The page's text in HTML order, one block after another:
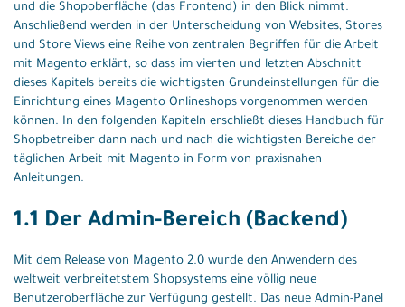
und die Shopoberfläche (das Frontend) in den Blick nimmt.
Anschließend werden in der Unterscheidung von Websites, Stores
und Store Views eine Reihe von zentralen Begriffen für die Arbeit
mit Magento erklärt, so dass im vierten und letzten Abschnitt
dieses Kapitels bereits die wichtigsten Grundeinstellungen für die
Einrichtung eines Magento Onlineshops vorgenommen werden
können. In den folgenden Kapiteln erschließt dieses Handbuch für
Shopbetreiber dann nach und nach die wichtigsten Bereiche der
täglichen Arbeit mit Magento in Form von praxisnahen
Anleitungen.
1.1 Der Admin-Bereich (Backend)
Mit dem Release von Magento 2.0 wurde den Anwendern des
weltweit verbreitetstem Shopsystems eine völlig neue
Benutzeroberfläche zur Verfügung gestellt. Das neue Admin-Panel